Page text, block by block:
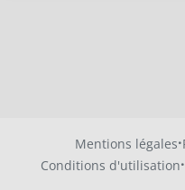
Mentions légales·
Conditions d'utilisation·